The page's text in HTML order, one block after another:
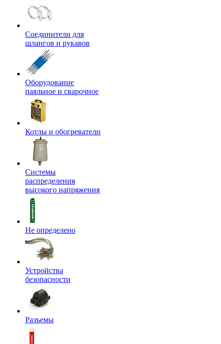
Соединители для
шлангов и рукавов
Оборудование
паяльное и сварочное
Котлы и обогреватели
Системы
распределения
высокого напряжения
Не определено
Устройства
безопасности
Разъемы